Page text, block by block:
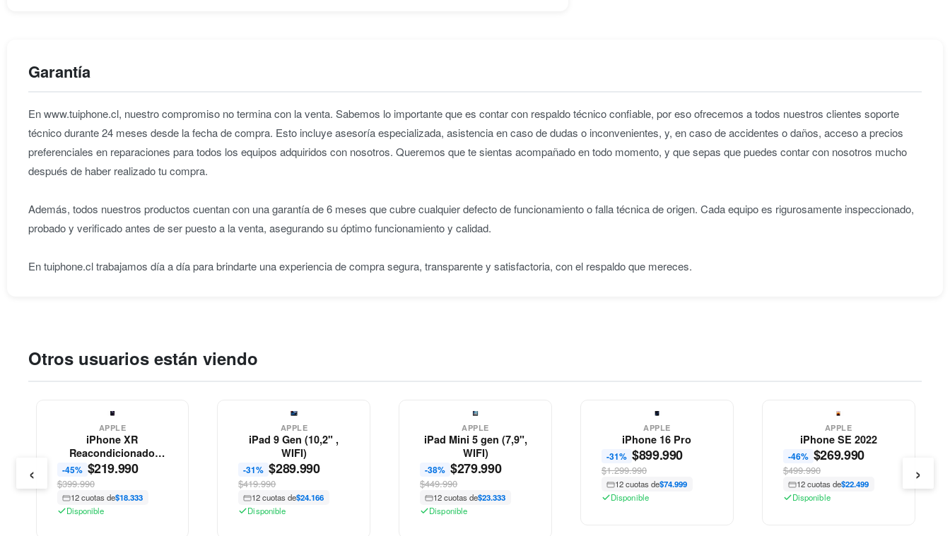
Garantía
En www.tuiphone.cl, nuestro compromiso no termina con la venta. Sabemos lo importante que es contar con respaldo técnico confiable, por eso ofrecemos a todos nuestros clientes soporte
técnico durante 24 meses desde la fecha de compra. Esto incluye asesoría especializada, asistencia en caso de dudas o inconvenientes, y, en caso de accidentes o daños, acceso a precios
preferenciales en reparaciones para todos los equipos adquiridos con nosotros. Queremos que te sientas acompañado en todo momento, y que sepas que puedes contar con nosotros mucho
después de haber realizado tu compra.
Además, todos nuestros productos cuentan con una garantía de 6 meses que cubre cualquier defecto de funcionamiento o falla técnica de origen. Cada equipo es rigurosamente inspeccionado,
probado y verificado antes de ser puesto a la venta, asegurando su óptimo funcionamiento y calidad.
En tuiphone.cl trabajamos día a día para brindarte una experiencia de compra segura, transparente y satisfactoria, con el respaldo que mereces.
Otros usuarios están viendo
APPLE
iPhone XR
Reacondicionado
Apple
-45% $219.990
$399.990
12 cuotas de$18.333
Disponible
APPLE
iPad 9 Gen (10,2" ,
WIFI)
-31% $289.990
$419.990
12 cuotas de$24.166
Disponible
APPLE
iPad Mini 5 gen (7,9",
WIFI)
-38% $279.990
$449.990
12 cuotas de$23.333
Disponible
APPLE
iPhone 16 Pro
-31% $899.990
$1.299.990
12 cuotas de$74.999
Disponible
APPLE
iPhone SE 2022
-46% $269.990
$499.990
12 cuotas de$22.499
Disponible
‹ ›